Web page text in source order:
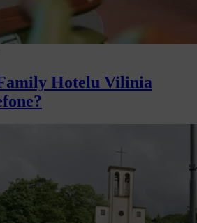
Hotelu Vilinia